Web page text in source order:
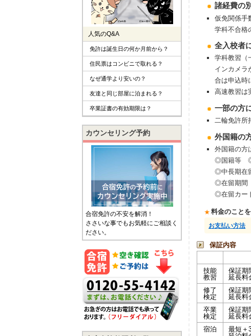
諸経費の
仮免関係手
学科不合格
全入校者
学科教習（
インカメラ
合は申込時
高速教習は
⼀部の方
二輪免許所
外国籍の
外国籍の方
◎国籍等 ◎
◎中長期在
◎在留期間
◎在留カー
料金のこと
お支払い方法
保証内容
技能
教習
保証期
延長料
修了
検定
保証期
延長料
卒業
検定
保証期
延長料
宿泊
最短＋
人気のQ&A
免許は誕生日の何か月前から？
住民票はコンビニで取れる？
なぜ通学より安いの？
友達と同じ部屋に泊まれる？
卒業証書の有効期限は？
カウンセリング予約
合宿免許の不安を解消！
ささいな事でもお気軽にご相談く
ださい。